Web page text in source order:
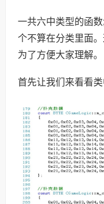
一共六中类型的函
个不算在分类里面
为了方便大家理解。
首先让我们来看看